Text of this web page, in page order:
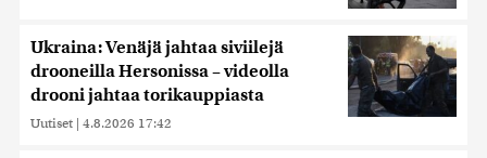
Ukraina: Venäjä jahtaa siviilejä
drooneilla Hersonissa – videolla
drooni jahtaa torikauppiasta
Uutiset | 4.8.2026 17:42